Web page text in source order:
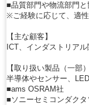
■品質部門や物流部門
※ご経験に応じて、適
【主な顧客】
ICT、インダストリア
【取り扱い製品（一部）
半導体やセンサー、
■ams OSRAM社
■ソニーセミコンダク